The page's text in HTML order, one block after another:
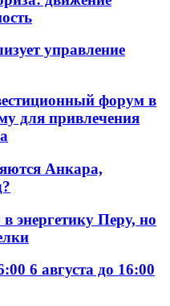
управление
форум в
для привлечения
Анкара,
энергетику Перу, но
6 августа до 16:00